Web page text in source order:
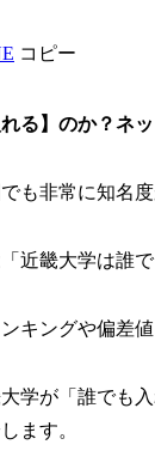
コピー
る】のか？ネ
も非常に知名
近畿大学は誰
キングや偏差
学が「誰でも
ます。